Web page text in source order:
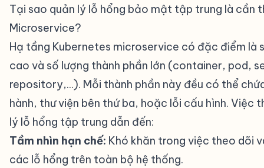
Tại sao quản lý lỗ hổng bảo mật tập trung là cần
Microservice?
Hạ tầng Kubernetes microservice có đặc điểm là
cao và số lượng thành phần lớn (container, pod,
repository,...). Mỗi thành phần này đều có thể
hành, thư viện bên thứ ba, hoặc lỗi cấu hình. Việc
lý lỗ hổng tập trung dẫn đến:
Tầm nhìn hạn chế: Khó khăn trong việc theo dõi
các lỗ hổng trên toàn bộ hệ thống.